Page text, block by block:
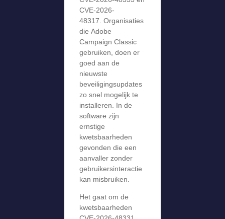
CVE-2026-
48317. Organisaties
die Adobe
Campaign Classic
gebruiken, doen er
goed aan de
nieuwste
beveiligingsupdates
zo snel mogelijk te
installeren. In de
software zijn
ernstige
kwetsbaarheden
gevonden die een
aanvaller zonder
gebruikersinteractie
kan misbruiken.
Het gaat om de
kwetsbaarheden